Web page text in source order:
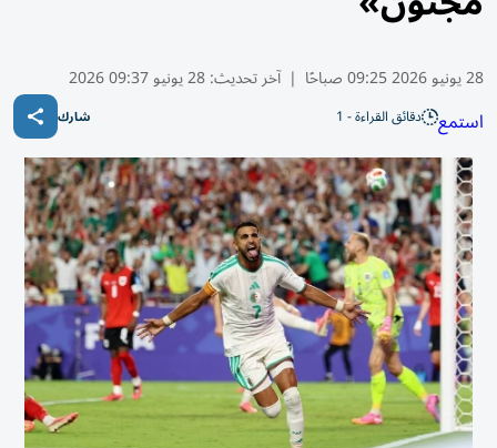
28 يونيو 2026 09:25 صباحًا | آخر تحديث:28 يونيو 09:37 2026
استمع دقائق القراءة - 1 شارك